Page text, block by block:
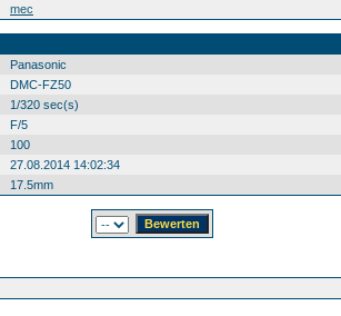
mec
Panasonic
DMC-FZ50
1/320 sec(s)
F/5
100
27.08.2014 14:02:34
17.5mm